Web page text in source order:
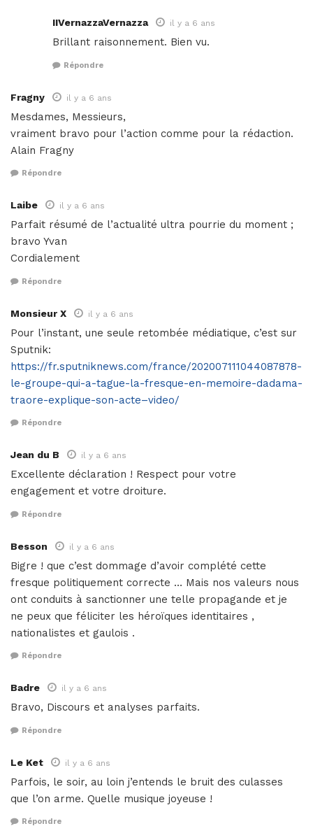
IIVernazzaVernazza il y a 6 ans
Brillant raisonnement. Bien vu.
Répondre
Fragny il y a 6 ans
Mesdames, Messieurs,
vraiment bravo pour l’action comme pour la rédaction.
Alain Fragny
Répondre
Laibe il y a 6 ans
Parfait résumé de l’actualité ultra pourrie du moment ;
bravo Yvan
Cordialement
Répondre
Monsieur X il y a 6 ans
Pour l’instant, une seule retombée médiatique, c’est sur
Sputnik:
https://fr.sputniknews.com/france/202007111044087878-
le-groupe-qui-a-tague-la-fresque-en-memoire-dadama-
traore-explique-son-acte–video/
Répondre
Jean du B il y a 6 ans
Excellente déclaration ! Respect pour votre
engagement et votre droiture.
Répondre
Besson il y a 6 ans
Bigre ! que c’est dommage d’avoir complété cette
fresque politiquement correcte … Mais nos valeurs nous
ont conduits à sanctionner une telle propagande et je
ne peux que féliciter les héroïques identitaires ,
nationalistes et gaulois .
Répondre
Badre il y a 6 ans
Bravo, Discours et analyses parfaits.
Répondre
Le Ket il y a 6 ans
Parfois, le soir, au loin j’entends le bruit des culasses
que l’on arme. Quelle musique joyeuse !
Répondre